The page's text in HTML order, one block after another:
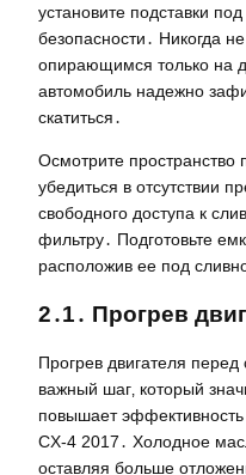
установите подставки
безопасности․ Никогда
опирающимся только на
автомобиль надежно
скатиться․
Осмотрите пространство
убедиться в отсутствии
свободного доступа к
фильтру․ Подготовьте
расположив ее под
2․1․ Прогрев
Прогрев двигателя
важный шаг‚ который
повышает
CX-4 2017․ Холодное
оставляя больше